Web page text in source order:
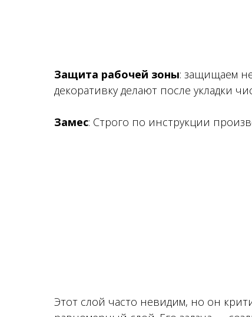
Защита рабочей зоны: защищаем
декоративку делают после укладки
Замес: Строго по инструкции
Этот слой часто невидим, но он